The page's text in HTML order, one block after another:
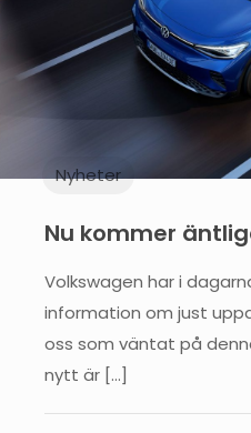
Nyheter
Nu kommer
Volkswagen har i
information om just
oss som väntat på
nytt är […]